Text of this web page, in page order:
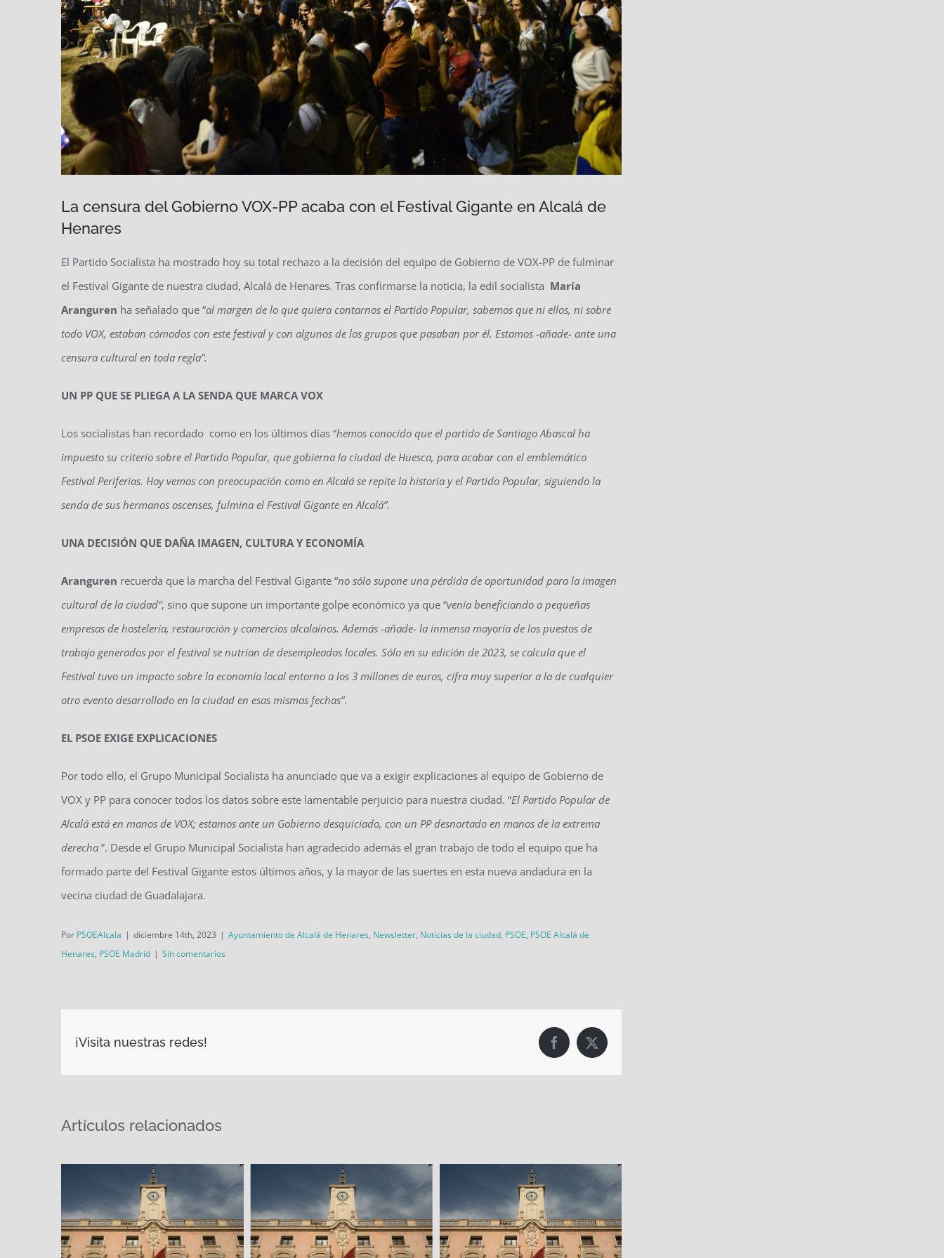
La censura del Gobierno VOX-PP acaba con el Festival Gigante en Alcalá de
Henares
El Partido Socialista ha mostrado hoy su total rechazo a la decisión del equipo de Gobierno de VOX-PP de fulminar
el Festival Gigante de nuestra ciudad, Alcalá de Henares. Tras confirmarse la noticia, la edil socialista María
Aranguren ha señalado que “al margen de lo que quiera contarnos el Partido Popular, sabemos que ni ellos, ni sobre
todo VOX, estaban cómodos con este festival y con algunos de los grupos que pasaban por él. Estamos -añade- ante una
censura cultural en toda regla”.
UN PP QUE SE PLIEGA A LA SENDA QUE MARCA VOX
Los socialistas han recordado como en los últimos días “hemos conocido que el partido de Santiago Abascal ha
impuesto su criterio sobre el Partido Popular, que gobierna la ciudad de Huesca, para acabar con el emblemático
Festival Periferias. Hoy vemos con preocupación como en Alcalá se repite la historia y el Partido Popular, siguiendo la
senda de sus hermanos oscenses, fulmina el Festival Gigante en Alcalá”.
UNA DECISIÓN QUE DAÑA IMAGEN, CULTURA Y ECONOMÍA
Aranguren recuerda que la marcha del Festival Gigante “no sólo supone una pérdida de oportunidad para la imagen
cultural de la ciudad”, sino que supone un importante golpe económico ya que “venía beneficiando a pequeñas
empresas de hostelería, restauración y comercios alcalaínos. Además -añade- la inmensa mayoría de los puestos de
trabajo generados por el festival se nutrían de desempleados locales. Sólo en su edición de 2023, se calcula que el
Festival tuvo un impacto sobre la economía local entorno a los 3 millones de euros, cifra muy superior a la de cualquier
otro evento desarrollado en la ciudad en esas mismas fechas”.
EL PSOE EXIGE EXPLICACIONES
Por todo ello, el Grupo Municipal Socialista ha anunciado que va a exigir explicaciones al equipo de Gobierno de
VOX y PP para conocer todos los datos sobre este lamentable perjuicio para nuestra ciudad. “El Partido Popular de
Alcalá está en manos de VOX; estamos ante un Gobierno desquiciado, con un PP desnortado en manos de la extrema
derecha ”. Desde el Grupo Municipal Socialista han agradecido además el gran trabajo de todo el equipo que ha
formado parte del Festival Gigante estos últimos años, y la mayor de las suertes en esta nueva andadura en la
vecina ciudad de Guadalajara.
Por PSOEAlcala | diciembre 14th, 2023 | Ayuntamiento de Alcalá de Henares, Newsletter, Noticias de la ciudad, PSOE, PSOE Alcalá de
Henares, PSOE Madrid | Sin comentarios
¡Visita nuestras redes! Facebook
X
Artículos relacionados